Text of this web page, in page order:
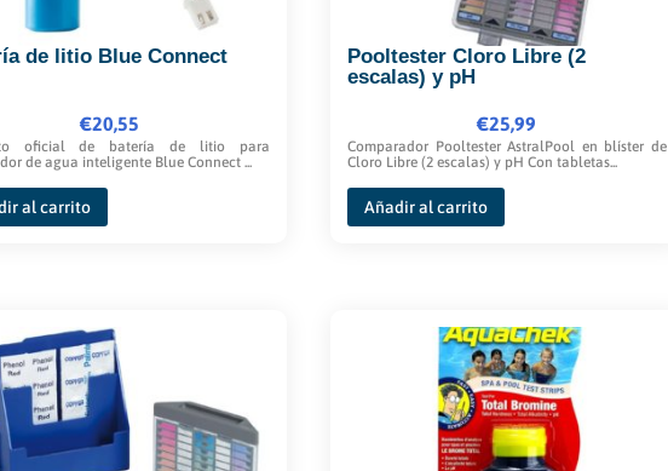
de litio Blue Connect
€20,55
oficial de batería de litio para
de agua inteligente Blue Connect ...
al carrito
Pooltester Cloro Libre (2
escalas) y pH
€25,99
Comparador Pooltester AstralPool en blíster de
Cloro Libre (2 escalas) y pH Con tabletas...
Añadir al carrito